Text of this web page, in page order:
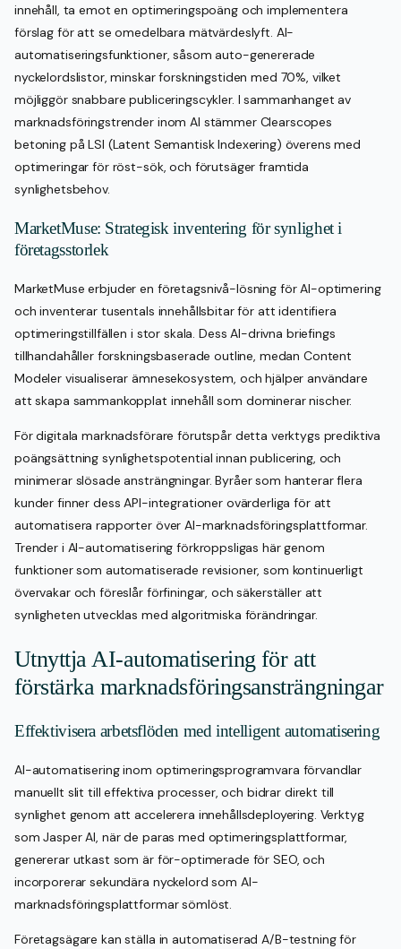
innehåll, ta emot en optimeringspoäng och implementera
förslag för att se omedelbara mätvärdeslyft. AI-
automatiseringsfunktioner, såsom auto-genererade
nyckelordslistor, minskar forskningstiden med 70%, vilket
möjliggör snabbare publiceringscykler. I sammanhanget av
marknadsföringstrender inom AI stämmer Clearscopes
betoning på LSI (Latent Semantisk Indexering) överens med
optimeringar för röst-sök, och förutsäger framtida
synlighetsbehov.
MarketMuse: Strategisk inventering för synlighet i
företagsstorlek
MarketMuse erbjuder en företagsnivå-lösning för AI-optimering
och inventerar tusentals innehållsbitar för att identifiera
optimeringstillfällen i stor skala. Dess AI-drivna briefings
tillhandahåller forskningsbaserade outline, medan Content
Modeler visualiserar ämnesekosystem, och hjälper användare
att skapa sammankopplat innehåll som dominerar nischer.
För digitala marknadsförare förutspår detta verktygs prediktiva
poängsättning synlighetspotential innan publicering, och
minimerar slösade ansträngningar. Byråer som hanterar flera
kunder finner dess API-integrationer ovärderliga för att
automatisera rapporter över AI-marknadsföringsplattformar.
Trender i AI-automatisering förkroppsligas här genom
funktioner som automatiserade revisioner, som kontinuerligt
övervakar och föreslår förfiningar, och säkerställer att
synligheten utvecklas med algoritmiska förändringar.
Utnyttja AI-automatisering för att
förstärka marknadsföringsansträngningar
Effektivisera arbetsflöden med intelligent automatisering
AI-automatisering inom optimeringsprogramvara förvandlar
manuellt slit till effektiva processer, och bidrar direkt till
synlighet genom att accelerera innehållsdeployering. Verktyg
som Jasper AI, när de paras med optimeringsplattformar,
genererar utkast som är för-optimerade för SEO, och
incorporerar sekundära nyckelord som AI-
marknadsföringsplattformar sömlöst.
Företagsägare kan ställa in automatiserad A/B-testning för